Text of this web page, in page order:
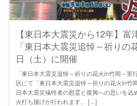
【東日本大震災から12年】富
「東日本大震災追悼～祈りの
日（土）に開催
「東日本大震災追悼～祈りの花火in竹岡～実
区にて「東日本大震災追悼～祈りの花火in竹
日本大震災犠牲者の慰霊と復興への思いを込
火打ち揚げが行われます。 […]